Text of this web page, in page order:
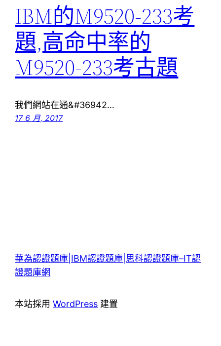
IBM的M9520-233考
題,高命中率的
M9520-233考古題
我們網站在通&#36942…
17 6 月, 2017
華為認證題庫|IBM認證題庫|思科認證題庫–IT認
證題庫網
本站採用WordPress 建置